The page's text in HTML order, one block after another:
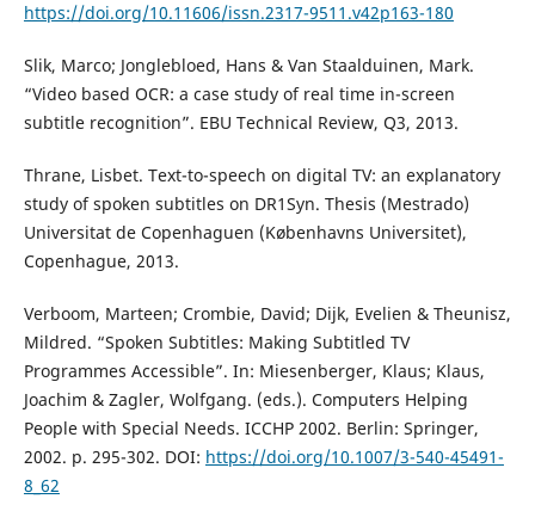
https://doi.org/10.11606/issn.2317-9511.v42p163-180
Slik, Marco; Jonglebloed, Hans & Van Staalduinen, Mark.
“Video based OCR: a case study of real time in-screen
subtitle recognition”. EBU Technical Review, Q3, 2013.
Thrane, Lisbet. Text-to-speech on digital TV: an explanatory
study of spoken subtitles on DR1Syn. Thesis (Mestrado)
Universitat de Copenhaguen (Københavns Universitet),
Copenhague, 2013.
Verboom, Marteen; Crombie, David; Dijk, Evelien & Theunisz,
Mildred. “Spoken Subtitles: Making Subtitled TV
Programmes Accessible”. In: Miesenberger, Klaus; Klaus,
Joachim & Zagler, Wolfgang. (eds.). Computers Helping
People with Special Needs. ICCHP 2002. Berlin: Springer,
2002. p. 295-302. DOI: https://doi.org/10.1007/3-540-45491-
8_62